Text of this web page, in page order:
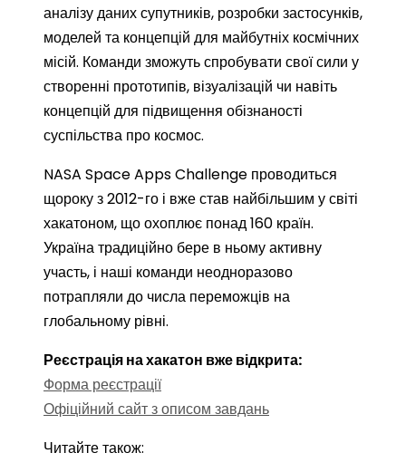
аналізу даних супутників, розробки застосунків,
моделей та концепцій для майбутніх космічних
місій. Команди зможуть спробувати свої сили у
створенні прототипів, візуалізацій чи навіть
концепцій для підвищення обізнаності
суспільства про космос.
NASA Space Apps Challenge проводиться
щороку з 2012-го і вже став найбільшим у світі
хакатоном, що охоплює понад 160 країн.
Україна традиційно бере в ньому активну
участь, і наші команди неодноразово
потрапляли до числа переможців на
глобальному рівні.
Реєстрація на хакатон вже відкрита:
Форма реєстрації
Офіційний сайт з описом завдань
Читайте також: